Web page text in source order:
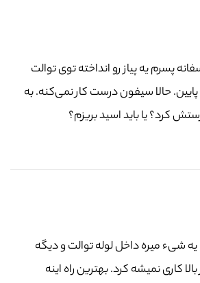
پسرم یه پیاز رو انداخته توی توالت
حالا سیفون درست کار نمی‌کنه. به
کرد؟ یا باید اسید بریزم؟
شیء میره داخل لوله توالت و دیگه
کاری نمیشه کرد. بهترین راه اینه